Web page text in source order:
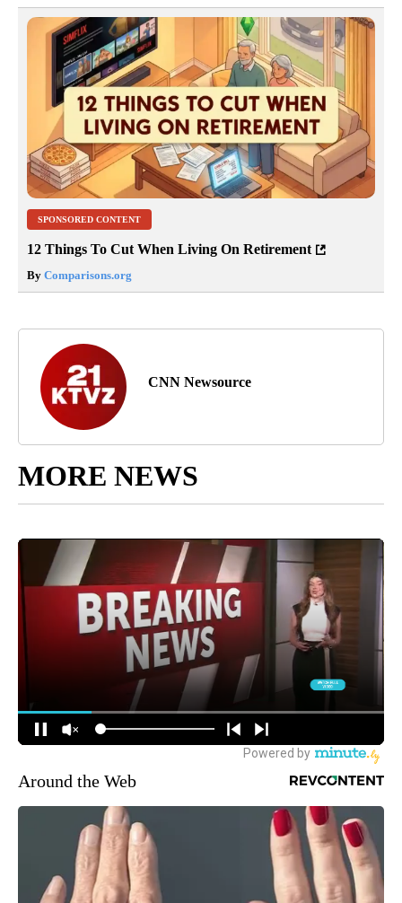
SPONSORED CONTENT
12 Things To Cut When Living On Retirement
By Comparisons.org
CNN Newsource
MORE NEWS
Around the Web